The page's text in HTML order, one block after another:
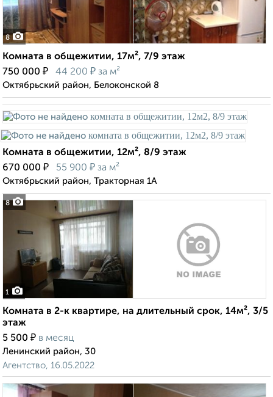
8
Комната в общежитии, 17м², 7/9 этаж
750 000 ₽ 44 200 ₽ за м²
Октябрьский район, Белоконской 8
8
Комната в общежитии, 12м², 8/9 этаж
670 000 ₽ 55 900 ₽ за м²
Октябрьский район, Тракторная 1А
1
Комната в 2-к квартире, на длительный срок, 14м², 3/5
этаж
5 500 ₽ в месяц
Ленинский район, 30
Агентство, 16.05.2022